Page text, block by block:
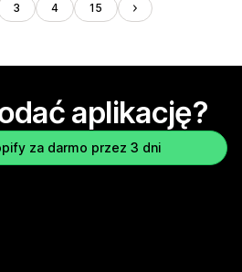
3 4 15
aplikację?
za darmo przez 3 dni